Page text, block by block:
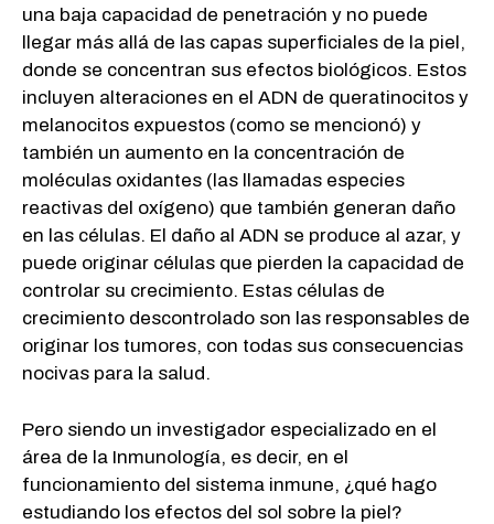
una baja capacidad de penetración y no puede
llegar más allá de las capas superficiales de la piel,
donde se concentran sus efectos biológicos. Estos
incluyen alteraciones en el ADN de queratinocitos y
melanocitos expuestos (como se mencionó) y
también un aumento en la concentración de
moléculas oxidantes (las llamadas especies
reactivas del oxígeno) que también generan daño
en las células. El daño al ADN se produce al azar, y
puede originar células que pierden la capacidad de
controlar su crecimiento. Estas células de
crecimiento descontrolado son las responsables de
originar los tumores, con todas sus consecuencias
nocivas para la salud.
Pero siendo un investigador especializado en el
área de la Inmunología, es decir, en el
funcionamiento del sistema inmune, ¿qué hago
estudiando los efectos del sol sobre la piel?